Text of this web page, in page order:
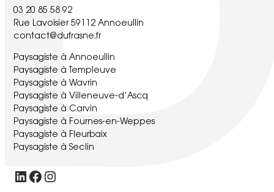
03 20 85 58 92
Rue Lavoisier 59112 Annoeullin
contact@dufrasne.fr
Paysagiste à Annoeullin
Paysagiste à Templeuve
Paysagiste à Wavrin
Paysagiste à Villeneuve-d’Ascq
Paysagiste à Carvin
Paysagiste à Fournes-en-Weppes
Paysagiste à Fleurbaix
Paysagiste à Seclin
LinkedIn Facebook Instagram